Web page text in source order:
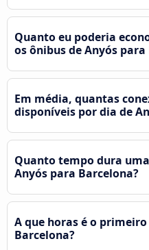
Quanto eu poderia
os ônibus de Anyós
Em média, quantas
disponíveis por dia de
Quanto tempo dura
Anyós para Barcelona?
A que horas é o
Barcelona?